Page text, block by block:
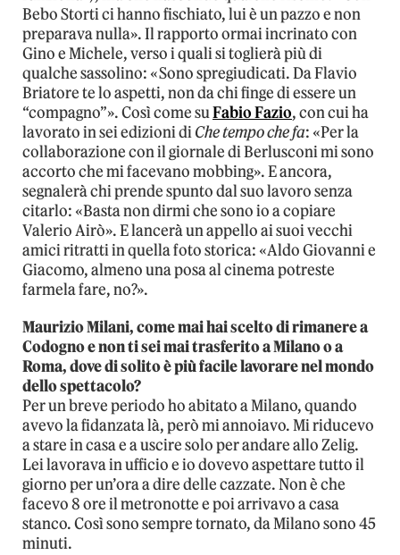
Bebo Storti ci hanno fischiato, lui è un pazzo e non
preparava nulla». Il rapporto ormai incrinato con
Gino e Michele, verso i quali si toglierà più di
qualche sassolino: «Sono spregiudicati. Da Flavio
Briatore te lo aspetti, non da chi finge di essere un
“compagno”». Così come suFabio Fazio, con cui ha
lavorato in sei edizioni diChe tempo che fa: «Per la
collaborazione con il giornale di Berlusconi mi sono
accorto che mi facevano mobbing». E ancora,
segnalerà chi prende spunto dal suo lavoro senza
citarlo: «Basta non dirmi che sono io a copiare
Valerio Airò». E lancerà un appello ai suoi vecchi
amici ritratti in quella foto storica: «Aldo Giovanni e
Giacomo, almeno una posa al cinema potreste
farmela fare, no?».
Maurizio Milani, come mai hai scelto di rimanere a
Codogno e non ti sei mai trasferito a Milano o a
Roma, dove di solito è più facile lavorare nel mondo
dello spettacolo?
Per un breve periodo ho abitato a Milano, quando
avevo la fidanzata là, però mi annoiavo. Mi riducevo
a stare in casa e a uscire solo per andare allo Zelig.
Lei lavorava in ufficio e io dovevo aspettare tutto il
giorno per un’ora a dire delle cazzate. Non è che
facevo 8 ore il metronotte e poi arrivavo a casa
stanco. Così sono sempre tornato, da Milano sono 45
minuti.